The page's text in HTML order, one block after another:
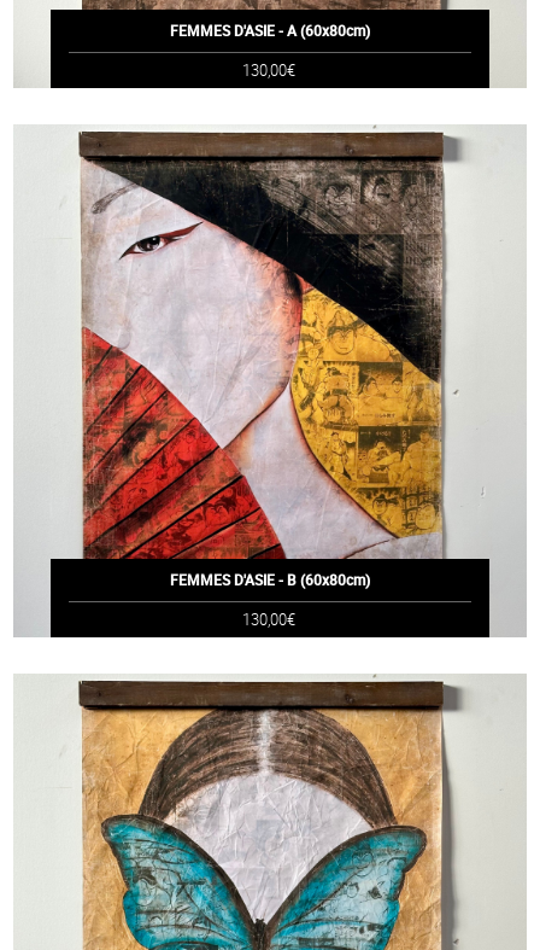
FEMMES D'ASIE - A (60x80cm)
130,00€
FEMMES D'ASIE - B (60x80cm)
130,00€